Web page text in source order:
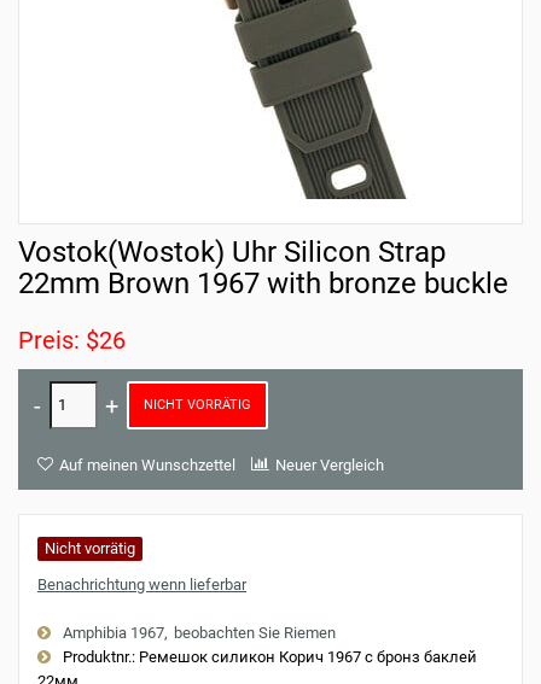
Vostok(Wostok) Uhr Silicon Strap
22mm Brown 1967 with bronze buckle
Preis: $26
NICHT VORRÄTIG
Auf meinen Wunschzettel Neuer Vergleich
Nicht vorrätig
Benachrichtung wenn lieferbar
Amphibia 1967
beobachten Sie Riemen
Produktnr.: Ремешок силикон Корич 1967 с бронз баклей